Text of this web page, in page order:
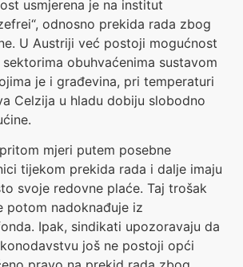
usmjerena je na institut
odnosno prekida rada zbog
U Austriji već postoji mogućnost
obuhvaćenima sustavom
je i građevina, pri temperaturi
Celzija u hladu dobiju slobodno
mjeri putem posebne
tijekom prekida rada i dalje imaju
svoje redovne plaće. Taj trošak
potom nadoknađuje iz
Ipak, sindikati upozoravaju da
još ne postoji opći